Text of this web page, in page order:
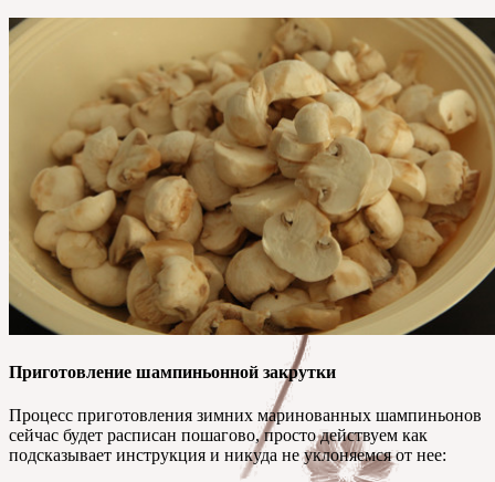
Приготовление шампиньонной закрутки
Процесс приготовления зимних маринованных шампиньонов
сейчас будет расписан пошагово, просто действуем как
подсказывает инструкция и никуда не уклоняемся от нее: